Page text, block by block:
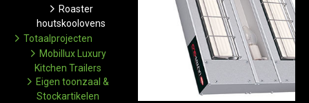
Roaster
houtskoolovens
Totaalprojecten
Mobillux Luxury
Kitchen Trailers
Eigen toonzaal &
Stockartikelen